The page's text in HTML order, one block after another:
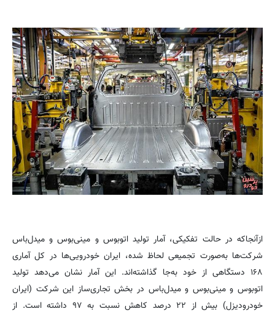
ازآنجاکه در حالت تفکیکی، آمار تولید اتوبوس و مینی‌بوس و میدل‌باس
شرکت‌ها به‌صورت تجمیعی لحاظ شده، ایران خودرویی‌ها در کل آماری
۱۶۸ دستگاهی از خود به‌جا گذاشته‌اند. این آمار نشان می‌دهد تولید
اتوبوس و مینی‌بوس و میدل‌باس در بخش تجاری‌ساز این شرکت (ایران
خودرودیزل) بیش از ۲۲ درصد کاهش نسبت به ۹۷ داشته است. از